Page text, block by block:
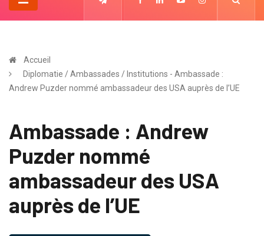
Accueil
Diplomatie / Ambassades / Institutions - Ambassade :
Andrew Puzder nommé ambassadeur des USA auprès de l’UE
Ambassade : Andrew
Puzder nommé
ambassadeur des USA
auprès de l’UE